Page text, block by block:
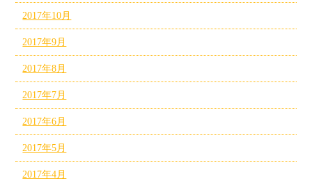
2017年10月
2017年9月
2017年8月
2017年7月
2017年6月
2017年5月
2017年4月